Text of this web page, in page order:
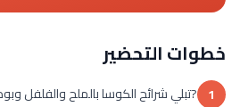
خطوات التحضير
1 ?تبلي شرائح الكوسا بالملح والفلفل